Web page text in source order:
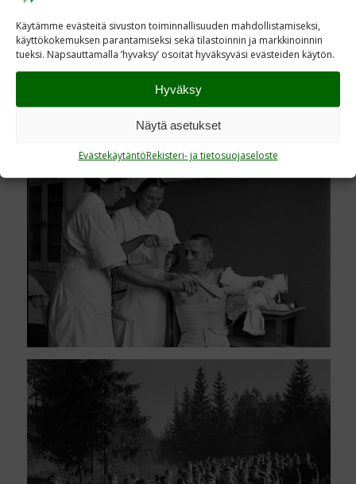
Käytämme evästeitä sivuston toiminnallisuuden mahdollistamiseksi,
käyttökokemuksen parantamiseksi sekä tilastoinnin ja markkinoinnin
tueksi. Napsauttamalla ’hyvaksy’ osoitat hyväksyväsi evästeiden käytön.
Hyväksy
Näytä asetukset
EvästekäytäntöRekisteri- ja tietosuojaseloste